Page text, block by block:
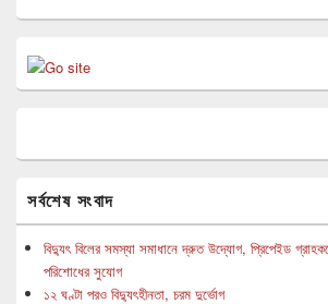
সর্বশেষ সংবাদ
বিদ্যুৎ বিলের সমস্যা সমাধানে দ্রুত উদ্যোগ, প্রিপেইড
পরিশোধের সুযোগ
১২ ঘণ্টা পরও বিদ্যুৎহীনতা, চরম দুর্ভোগ